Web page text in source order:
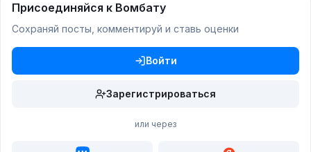
Присоединяйся к Вомбату
Сохраняй посты, комментируй и ставь оценки
Войти
Зарегистрироваться
или через